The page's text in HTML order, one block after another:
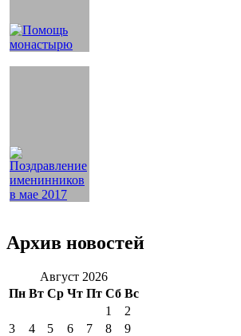
Архив новостей
Август 2026
Пн Вт Ср Чт Пт Сб Вс
1
2
3
4 5 6 7 8
9